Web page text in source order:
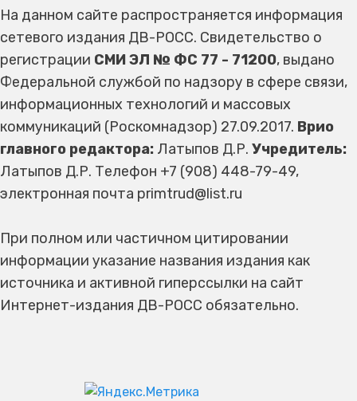
На данном сайте распространяется информация
сетевого издания ДВ-РОСС. Свидетельство о
регистрации СМИ ЭЛ № ФС 77 - 71200, выдано
Федеральной службой по надзору в сфере связи,
информационных технологий и массовых
коммуникаций (Роскомнадзор) 27.09.2017. Врио
главного редактора: Латыпов Д.Р. Учредитель:
Латыпов Д.Р. Телефон +7 (908) 448-79-49,
электронная почта primtrud@list.ru
При полном или частичном цитировании
информации указание названия издания как
источника и активной гиперссылки на сайт
Интернет-издания ДВ-РОСС обязательно.